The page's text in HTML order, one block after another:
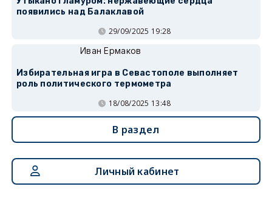
появились над Балаклавой
29/09/2025 19:28
Иван Ермаков
Избирательная игра в Севастополе выполняет
роль политического термометра
18/08/2025 13:48
В раздел
Личный кабинет